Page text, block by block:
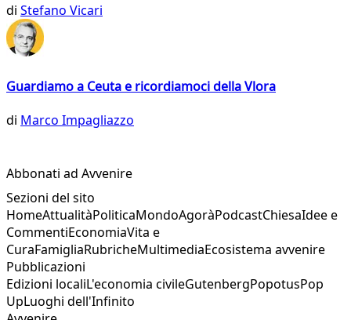
di Stefano Vicari
Guardiamo a Ceuta e ricordiamoci della Vlora
di Marco Impagliazzo
Abbonati ad Avvenire
Sezioni del sito
HomeAttualitàPoliticaMondoAgoràPodcastChiesaIdee e
CommentiEconomiaVita e
CuraFamigliaRubricheMultimediaEcosistema avvenire
Pubblicazioni
Edizioni localiL'economia civileGutenbergPopotusPop
UpLuoghi dell'Infinito